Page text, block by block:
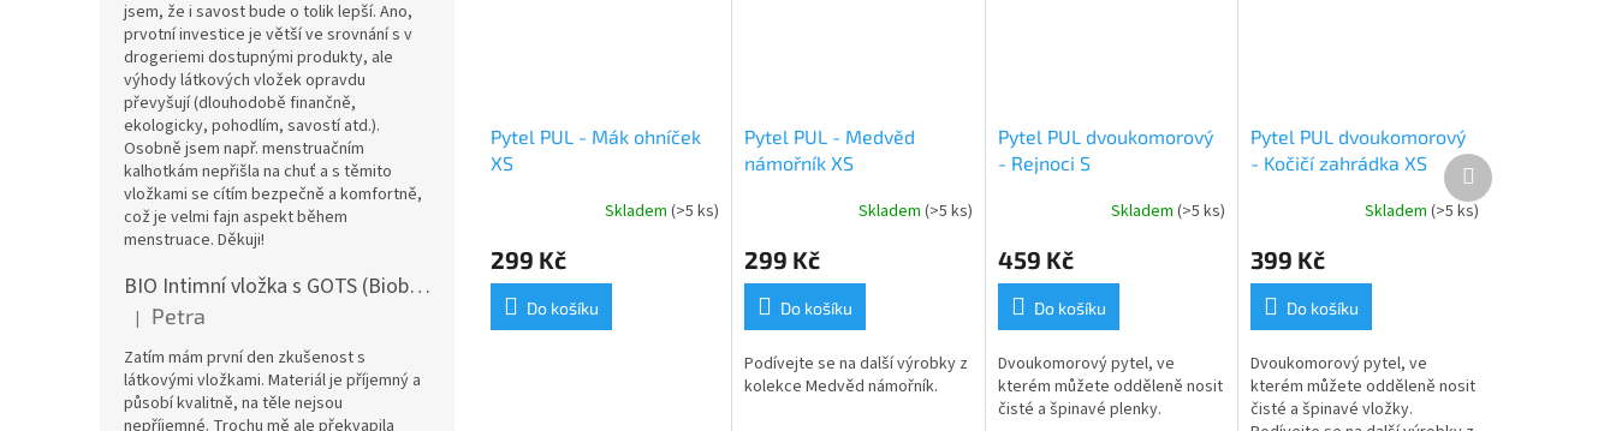
jsem, že i savost bude o tolik lepší. Ano,
prvotní investice je větší ve srovnání s v
drogeriemi dostupnými produkty, ale
výhody látkových vložek opravdu
převyšují (dlouhodobě finančně,
ekologicky, pohodlím, savostí atd.).
Osobně jsem např. menstruačním
kalhotkám nepřišla na chuť a s těmito
vložkami se cítím bezpečně a komfortně,
což je velmi fajn aspekt během
menstruace. Děkuji!
BIO Intimní vložka s GOTS (Biobavlněný úplet) - Malované pivoňky v hořčicové
Hodnocení produktu je 5 z 5 hvězdiček.
| Petra
Zatím mám první den zkušenost s
látkovými vložkami. Materiál je příjemný a
působí kvalitně, na těle nejsou
nepříjemné. Trochu mě ale překvapila
Pytel PUL - Mák ohníček
XS
Skladem (>5 ks)
299 Kč
Do košíku
Pytel PUL - Medvěd
námořník XS
Skladem (>5 ks)
299 Kč
Do košíku
Podívejte se na další výrobky z
kolekce Medvěd námořník.
Pytel PUL dvoukomorový
- Rejnoci S
Skladem(>5 ks)
459 Kč
Do košíku
Dvoukomorový pytel, ve
kterém můžete odděleně nosit
čisté a špinavé plenky.
Pytel PUL dvoukomorový
- Kočičí zahrádka XS
Skladem (>5 ks)
399 Kč
Do košíku
Dvoukomorový pytel, ve
kterém můžete odděleně nosit
čisté a špinavé vložky.
Další
produkt